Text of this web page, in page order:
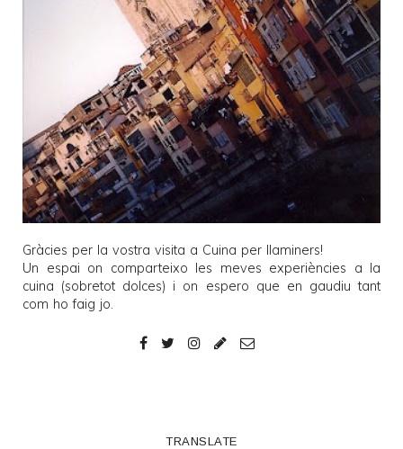
Gràcies per la vostra visita a Cuina per llaminers!
Un espai on comparteixo les meves experiències a la
cuina (sobretot dolces) i on espero que en gaudiu tant
com ho faig jo.
TRANSLATE